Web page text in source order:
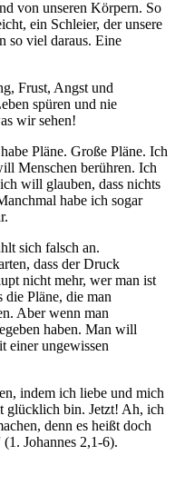
von unseren Körpern. So
ein Schleier, der unsere
so viel daraus. Eine
Frust, Angst und
spüren und nie
wir sehen!
Pläne. Große Pläne. Ich
Menschen berühren. Ich
will glauben, dass nichts
habe ich sogar
sich falsch an.
dass der Druck
nicht mehr, wer man ist
die Pläne, die man
Aber wenn man
haben. Man will
einer ungewissen
indem ich liebe und mich
glücklich bin. Jetzt! Ah, ich
denn es heißt doch
Johannes 2,1-6).